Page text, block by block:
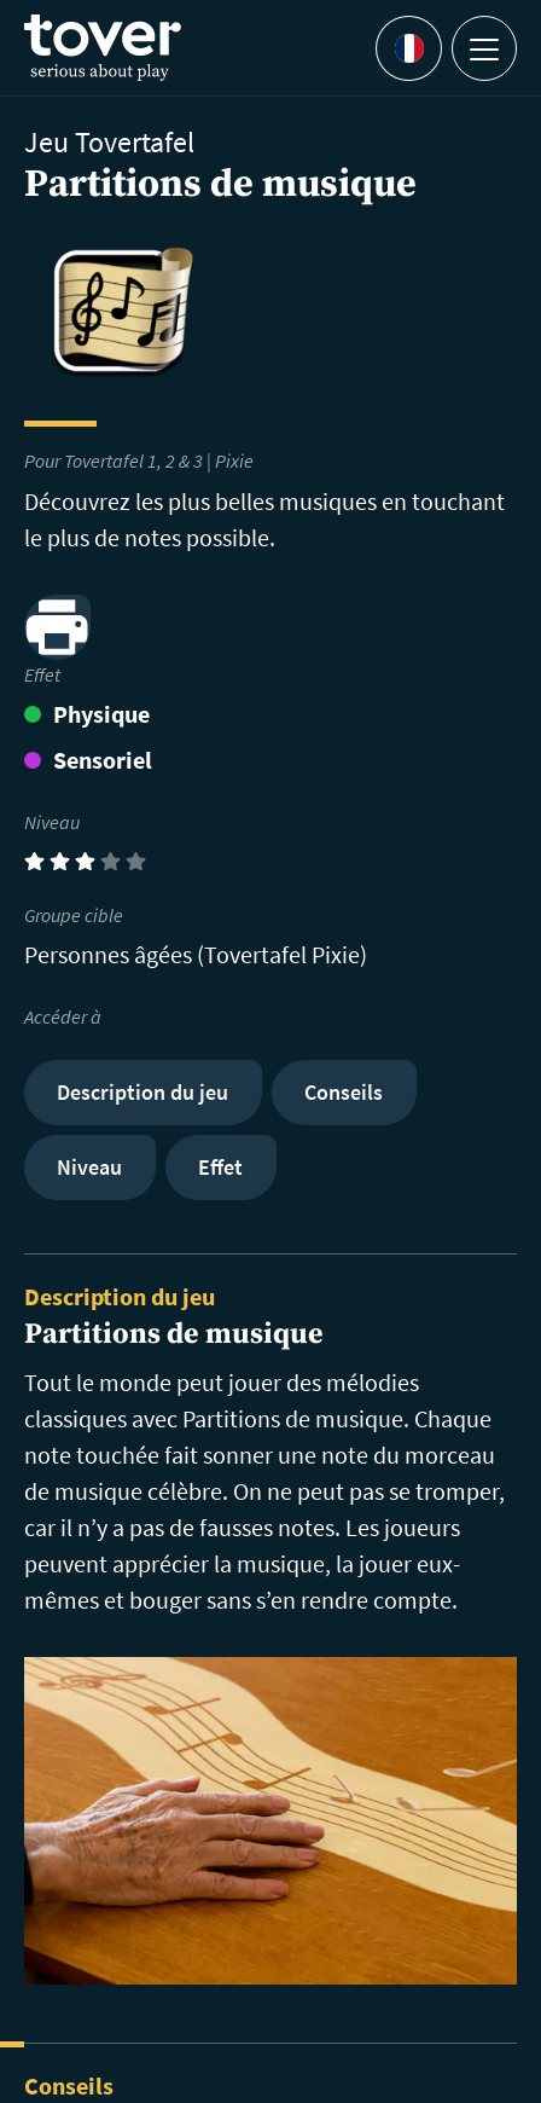
Aller au contenu principal
Languages
Menu
Jeu Tovertafel
Partitions de musique
Pour Tovertafel 1, 2 & 3 | Pixie
Découvrez les plus belles musiques en touchant
le plus de notes possible.
Print
Effet
Physique
Sensoriel
Niveau
(3)
Groupe cible
Personnes âgées (Tovertafel Pixie)
Accéder à
Description du jeu Conseils
Niveau Effet
Description du jeu
Partitions de musique
Tout le monde peut jouer des mélodies
classiques avec Partitions de musique. Chaque
note touchée fait sonner une note du morceau
de musique célèbre. On ne peut pas se tromper,
car il n’y a pas de fausses notes. Les joueurs
peuvent apprécier la musique, la jouer eux-
mêmes et bouger sans s’en rendre compte.
Conseils